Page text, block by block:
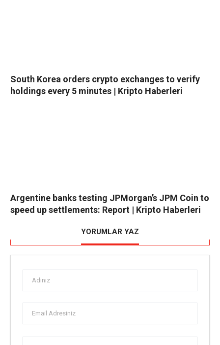
South Korea orders crypto exchanges to verify
holdings every 5 minutes | Kripto Haberleri
Argentine banks testing JPMorgan’s JPM Coin to
speed up settlements: Report | Kripto Haberleri
YORUMLAR YAZ